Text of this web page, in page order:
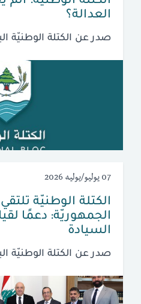
العدالة؟
صدر عن الكتلة الوطنيّة
07 يوليو/يوليه 2026
الكتلة الوطنيّة
الجمهوريّة: دعمًا
السيادة
صدر عن الكتلة الوطنيّة